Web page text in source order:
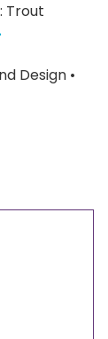
Trout
Design •